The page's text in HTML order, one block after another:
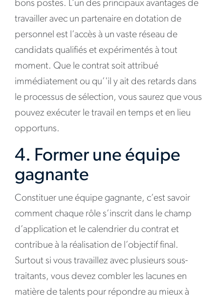
bons postes. L’un des principaux avantages de
travailler avec un partenaire en dotation de
personnel est l’accès à un vaste réseau de
candidats qualifiés et expérimentés à tout
moment. Que le contrat soit attribué
immédiatement ou qu’'il y ait des retards dans
le processus de sélection, vous saurez que vous
pouvez exécuter le travail en temps et en lieu
opportuns.
4. Former une équipe
gagnante
Constituer une équipe gagnante, c’est savoir
comment chaque rôle s’inscrit dans le champ
d’application et le calendrier du contrat et
contribue à la réalisation de l’objectif final.
Surtout si vous travaillez avec plusieurs sous-
traitants, vous devez combler les lacunes en
matière de talents pour répondre au mieux à